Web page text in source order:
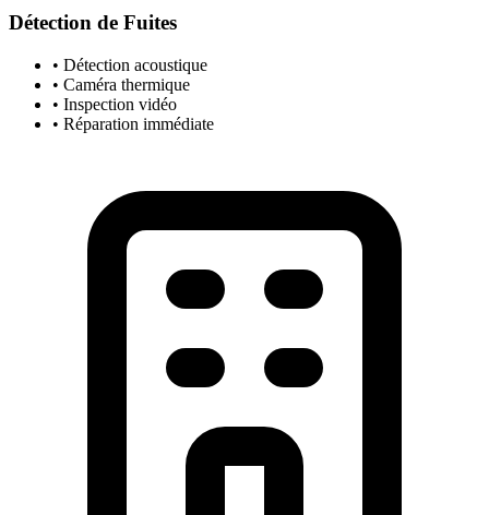
Détection de Fuites
• Détection acoustique
• Caméra thermique
• Inspection vidéo
• Réparation immédiate